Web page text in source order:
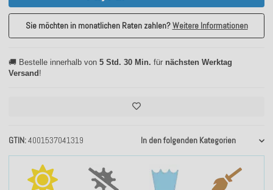
GTIN 4001537041319 In den folgenden Kategorien
Sie möchten in monatlichen Raten zahlen?Weitere Informationen
🚚 Bestelle innerhalb von 5 Std. 30 Min. für nächsten Werktag
Versand!